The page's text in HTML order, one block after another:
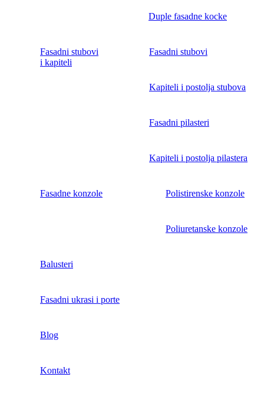
Duple fasadne kocke
Fasadni stubovi
i kapiteli
Fasadni stubovi
Kapiteli i postolja stubova
Fasadni pilasteri
Kapiteli i postolja pilastera
Fasadne konzole Polistirenske konzole
Poliuretanske konzole
Balusteri
Fasadni ukrasi i porte
Blog
Kontakt